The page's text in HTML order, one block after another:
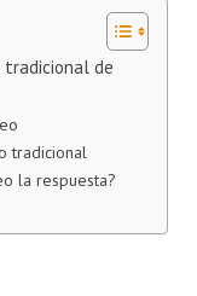
tradicional de
tradicional
la respuesta?